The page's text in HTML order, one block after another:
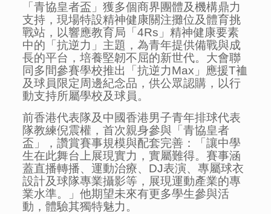
「青協皇者盃」獲多個商界團體及機構鼎力
支持，現場特設精神健康關注攤位及體育挑
戰站，以響應教育局「4Rs」精神健康要素
中的「抗逆力」主題，為青年提供備戰與成
長的平台，培養堅韌不屈的新世代。大會聯
同多間參賽學校推出「抗逆力Max」應援T裇
及球員限定周邊紀念品，供公眾認購，以行
動支持所屬學校及球員。
前香港代表隊及中國香港男子青年排球代表
隊教練倪震權，首次親身參與「青協皇者
盃」，讚賞賽事規模與配套完善：「讓中學
生在此舞台上展現實力，實屬難得。賽事涵
蓋直播轉播、運動治療、DJ表演、專屬球衣
設計及球隊專業攝影等，展現運動產業的專
業水準。」他期望未來有更多學生參與活
動，體驗其獨特魅力。